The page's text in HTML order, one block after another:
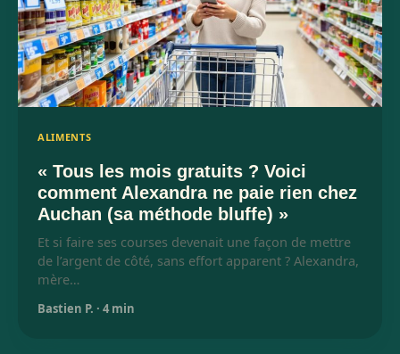
ALIMENTS
« Tous les mois gratuits ? Voici
comment Alexandra ne paie rien chez
Auchan (sa méthode bluffe) »
Et si faire ses courses devenait une façon de mettre
de l’argent de côté, sans effort apparent ? Alexandra,
mère…
Bastien P. · 4 min